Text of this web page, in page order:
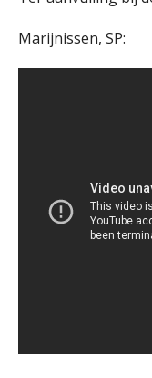
Marijnissen, SP: